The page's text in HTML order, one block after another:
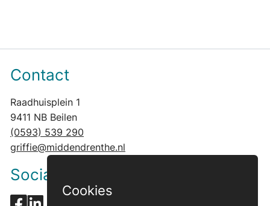
Contact
Raadhuisplein 1
9411 NB Beilen
(0593) 539 290
griffie@middendrenthe.nl
Social media
Cookies